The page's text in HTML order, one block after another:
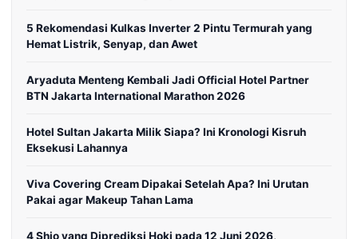
5 Rekomendasi Kulkas Inverter 2 Pintu Termurah yang
Hemat Listrik, Senyap, dan Awet
Aryaduta Menteng Kembali Jadi Official Hotel Partner
BTN Jakarta International Marathon 2026
Hotel Sultan Jakarta Milik Siapa? Ini Kronologi Kisruh
Eksekusi Lahannya
Viva Covering Cream Dipakai Setelah Apa? Ini Urutan
Pakai agar Makeup Tahan Lama
4 Shio yang Diprediksi Hoki pada 12 Juni 2026,